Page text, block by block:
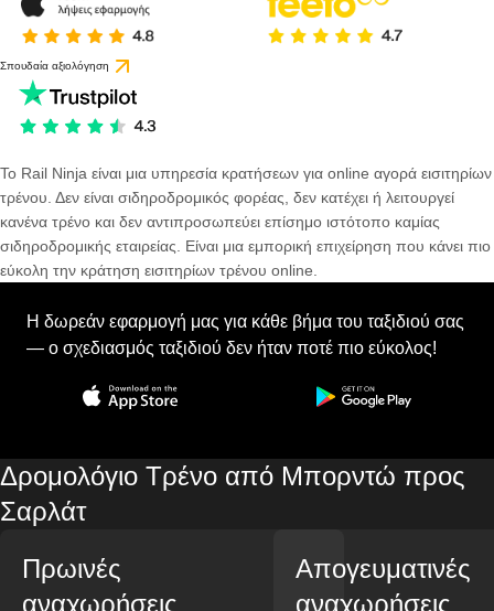
Σπουδαία αξιολόγηση
Το Rail Ninja είναι μια υπηρεσία κρατήσεων για online αγορά εισιτηρίων
τρένου. Δεν είναι σιδηροδρομικός φορέας, δεν κατέχει ή λειτουργεί
κανένα τρένο και δεν αντιπροσωπεύει επίσημο ιστότοπο καμίας
σιδηροδρομικής εταιρείας. Είναι μια εμπορική επιχείρηση που κάνει πιο
εύκολη την κράτηση εισιτηρίων τρένου online.
Η δωρεάν εφαρμογή μας για κάθε βήμα του ταξιδιού σας
— ο σχεδιασμός ταξιδιού δεν ήταν ποτέ πιο εύκολος!
Δρομολόγιο Τρένο από Μπορντώ προς
Σαρλάτ
Πρωινές
αναχωρήσεις
Απογευματινές
αναχωρήσεις